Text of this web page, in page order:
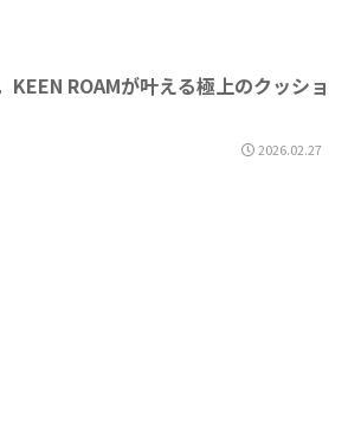
KEEN ROAMが叶える極上のクッショ
2026.02.27